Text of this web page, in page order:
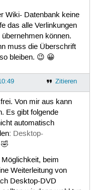
Wiki- Datenbank keine
das alle Verlinkungen
können.
muss die Überschrift
bleiben. 😉 😀
Zitieren
Von mir aus kann
Es gibt folgende
automatisch
Desktop-
🤣
beim
Weiterleitung von
Desktop-DVD